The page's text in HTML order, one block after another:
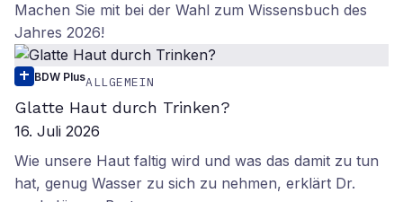
Machen Sie mit bei der Wahl zum Wissensbuch des
Jahres 2026!
BDW PlusALLGEMEIN
Glatte Haut durch Trinken?
16. Juli 2026
Wie unsere Haut faltig wird und was das damit zu tun
hat, genug Wasser zu sich zu nehmen, erklärt Dr.